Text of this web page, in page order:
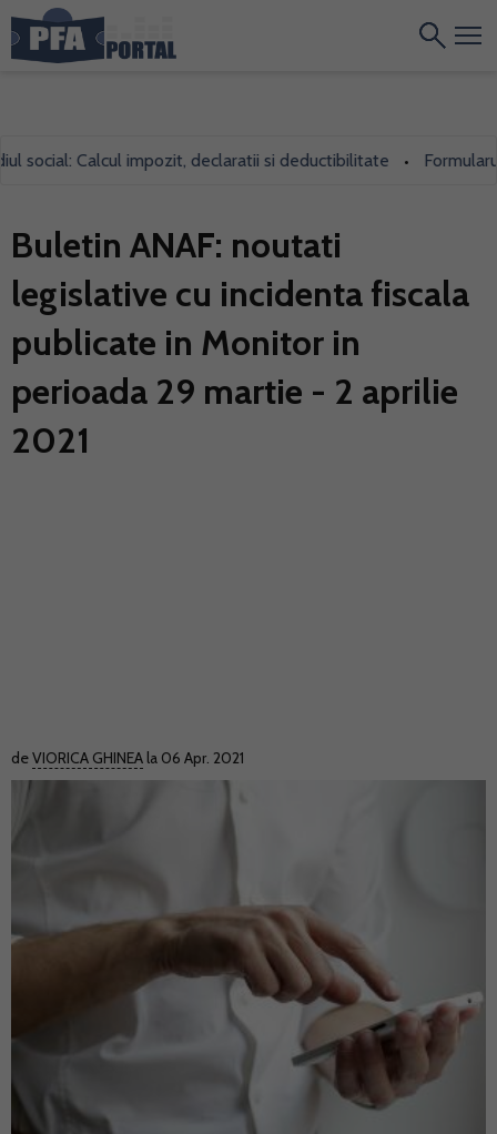
Calcul impozit, declaratii si deductibilitate • Formularul
Buletin ANAF: noutati
legislative cu incidenta fiscala
publicate in Monitor in
perioada 29 martie - 2 aprilie
2021
deVIORICA GHINEA la 06 Apr. 2021